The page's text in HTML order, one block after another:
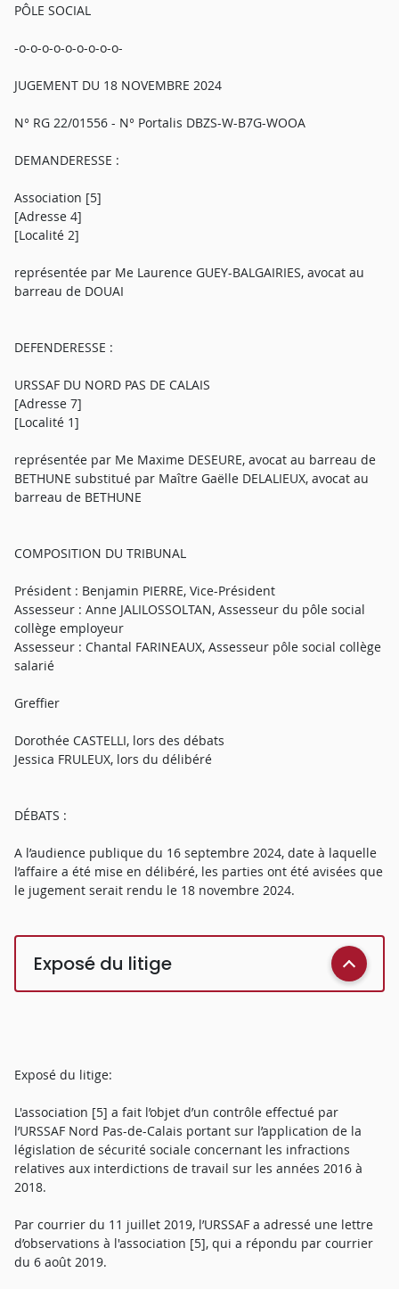
PÔLE SOCIAL
-o-o-o-o-o-o-o-o-o-
JUGEMENT DU 18 NOVEMBRE 2024
N° RG 22/01556 - N° Portalis DBZS-W-B7G-WOOA
DEMANDERESSE :
Association [5]
[Adresse 4]
[Localité 2]
représentée par Me Laurence GUEY-BALGAIRIES, avocat au
barreau de DOUAI
DEFENDERESSE :
URSSAF DU NORD PAS DE CALAIS
[Adresse 7]
[Localité 1]
représentée par Me Maxime DESEURE, avocat au barreau de
BETHUNE substitué par Maître Gaëlle DELALIEUX, avocat au
barreau de BETHUNE
COMPOSITION DU TRIBUNAL
Président : Benjamin PIERRE, Vice-Président
Assesseur : Anne JALILOSSOLTAN, Assesseur du pôle social
collège employeur
Assesseur : Chantal FARINEAUX, Assesseur pôle social collège
salarié
Greffier
Dorothée CASTELLI, lors des débats
Jessica FRULEUX, lors du délibéré
DÉBATS :
A l’audience publique du 16 septembre 2024, date à laquelle
l’affaire a été mise en délibéré, les parties ont été avisées que
le jugement serait rendu le 18 novembre 2024.
Exposé du litige
Exposé du litige:
L'association [5] a fait l’objet d’un contrôle effectué par
l’URSSAF Nord Pas-de-Calais portant sur l’application de la
législation de sécurité sociale concernant les infractions
relatives aux interdictions de travail sur les années 2016 à
2018.
Par courrier du 11 juillet 2019, l’URSSAF a adressé une lettre
d’observations à l'association [5], qui a répondu par courrier
du 6 août 2019.